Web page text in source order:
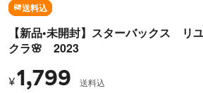
送料込
【新品•未開封】スターバックス
クラ🌸 2023
¥1,799 送料込